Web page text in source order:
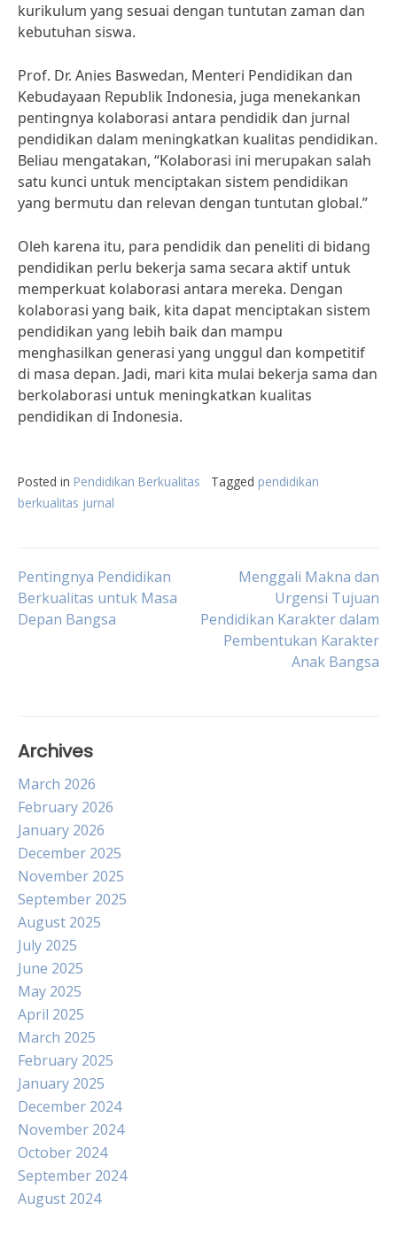
kurikulum yang sesuai dengan tuntutan zaman dan
kebutuhan siswa.
Prof. Dr. Anies Baswedan, Menteri Pendidikan dan
Kebudayaan Republik Indonesia, juga menekankan
pentingnya kolaborasi antara pendidik dan jurnal
pendidikan dalam meningkatkan kualitas pendidikan.
Beliau mengatakan, “Kolaborasi ini merupakan salah
satu kunci untuk menciptakan sistem pendidikan
yang bermutu dan relevan dengan tuntutan global.”
Oleh karena itu, para pendidik dan peneliti di bidang
pendidikan perlu bekerja sama secara aktif untuk
memperkuat kolaborasi antara mereka. Dengan
kolaborasi yang baik, kita dapat menciptakan sistem
pendidikan yang lebih baik dan mampu
menghasilkan generasi yang unggul dan kompetitif
di masa depan. Jadi, mari kita mulai bekerja sama dan
berkolaborasi untuk meningkatkan kualitas
pendidikan di Indonesia.
Posted in Pendidikan Berkualitas Tagged pendidikan
berkualitas jurnal
Post
navigation
Pentingnya Pendidikan
Berkualitas untuk Masa
Depan Bangsa
Menggali Makna dan
Urgensi Tujuan
Pendidikan Karakter dalam
Pembentukan Karakter
Anak Bangsa
Archives
March 2026
February 2026
January 2026
December 2025
November 2025
September 2025
August 2025
July 2025
June 2025
May 2025
April 2025
March 2025
February 2025
January 2025
December 2024
November 2024
October 2024
September 2024
August 2024